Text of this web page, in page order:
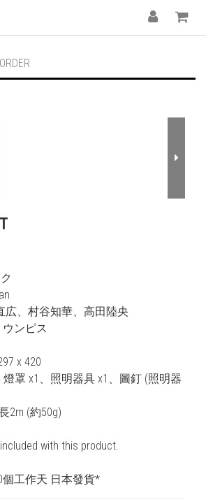
広、村谷知華、高田陸央
ウンピス
x 420
燈罩 x1、照明器具 x1、圖釘 (照明器
2m (約50g)
with this product.
個工作天 日本發貨*